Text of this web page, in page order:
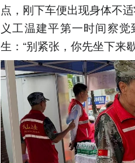
点，刚下车便出现身体不
义工温建平第一时间察
生：“别紧张，你先坐下来